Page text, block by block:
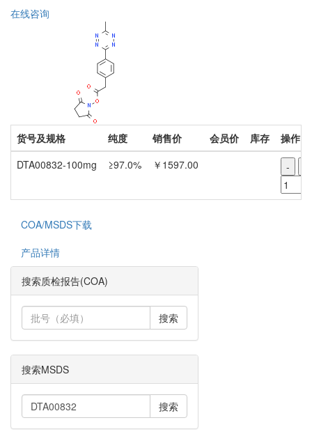
在线咨询
货号及规格 纯度 销售价 会员价 库存
操作
DTA00832-100mg
≥97.0% ￥1597.00 -
COA/MSDS下载
产品详情
搜索质检报告(COA)
搜索
搜索MSDS
搜索